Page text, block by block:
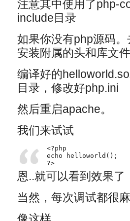
注意其中使用了php-
include目录
如果你没有php源码
安装附属的头和库文件
编译好的
目录，修改好php.ini
然后重启apache。
我们来试试
<?php
echo helloworld();
?>
恩..就可以看到效果了
当然，每次调试都很